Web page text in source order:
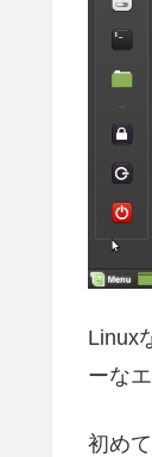
Linux
ーな
初め